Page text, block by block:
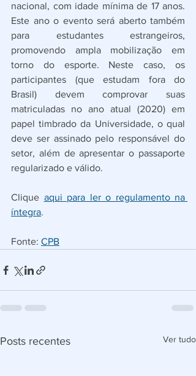
nacional, com idade mínima de 17 anos.
Este ano o evento será aberto também
para estudantes estrangeiros,
promovendo ampla mobilização em
torno do esporte. Neste caso, os
participantes (que estudam fora do
Brasil) devem comprovar suas
matriculadas no ano atual (2020) em
papel timbrado da Universidade, o qual
deve ser assinado pelo responsável do
setor, além de apresentar o passaporte
regularizado e válido.
Clique aqui para ler o regulamento na
íntegra.
Fonte: CPB
Posts recentes Ver tudo